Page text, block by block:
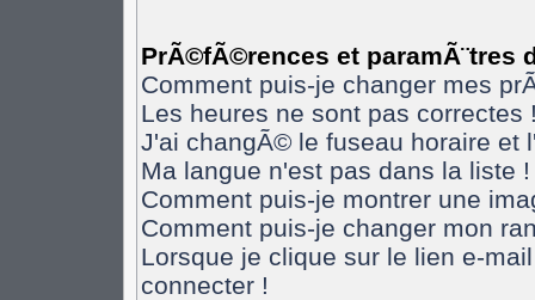
PrÃ©fÃ©rences et paramÃ¨tres
Comment puis-je changer mes
Les heures ne sont pas correctes
J'ai changÃ© le fuseau horaire et
Ma langue n'est pas dans la liste !
Comment puis-je montrer une
Comment puis-je changer mon
Lorsque je clique sur le lien e-
connecter !